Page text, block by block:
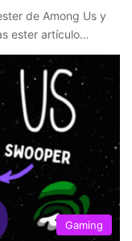
de Among Us y
ester artículo…
Gaming